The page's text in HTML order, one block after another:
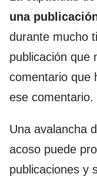
una
durante mucho
publicación que
comentario que
ese comentario.
Una avalancha
acoso puede
publicaciones y